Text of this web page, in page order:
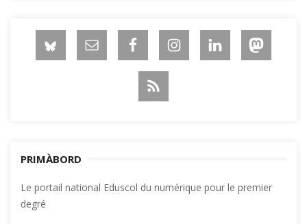
PRIMÀBORD
Le portail national Eduscol du numérique pour le premier
degré